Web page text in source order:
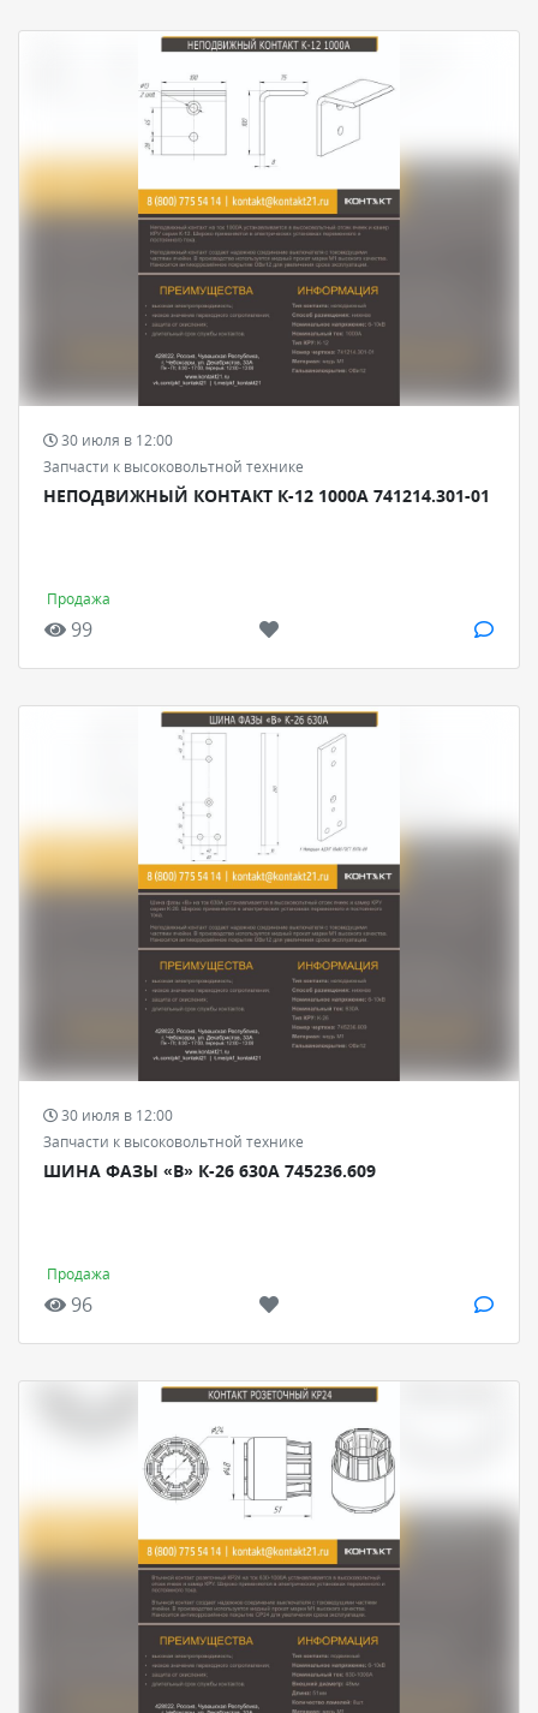
30 июля в 12:00
Запчасти к высоковольтной технике
НЕПОДВИЖНЫЙ КОНТАКТ К-12 1000А 741214.301-01
Продажа
99
30 июля в 12:00
Запчасти к высоковольтной технике
ШИНА ФАЗЫ «В» К-26 630А 745236.609
Продажа
96